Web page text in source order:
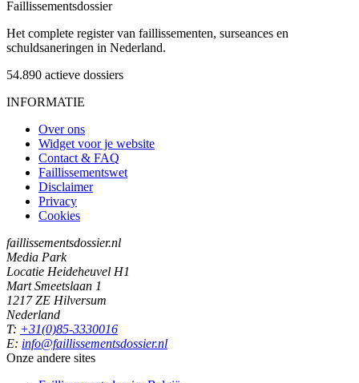
Faillissementsdossier
Het complete register van faillissementen, surseances en
schuldsaneringen in Nederland.
54.890 actieve dossiers
INFORMATIE
Over ons
Widget voor je website
Contact & FAQ
Faillissementswet
Disclaimer
Privacy
Cookies
faillissementsdossier.nl
Media Park
Locatie Heideheuvel H1
Mart Smeetslaan 1
1217 ZE Hilversum
Nederland
T: +31(0)85-3330016
E: info@faillissementsdossier.nl
Onze andere sites